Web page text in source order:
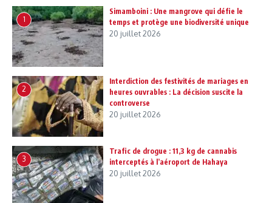
1
Simamboini : Une mangrove qui défie le
temps et protège une biodiversité unique
20 juillet 2026
2
Interdiction des festivités de mariages en
heures ouvrables : La décision suscite la
controverse
20 juillet 2026
3
Trafic de drogue : 11,3 kg de cannabis
interceptés à l’aéroport de Hahaya
20 juillet 2026